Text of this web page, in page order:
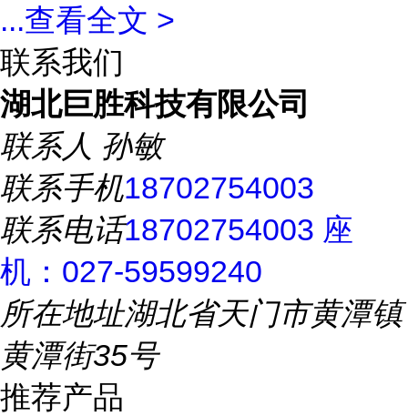
...查看全文 >
联系我们
湖北巨胜科技有限公司
联系人 孙敏
联系手机18702754003
联系电话18702754003 座
机：027-59599240
所在地址湖北省天门市黄潭镇
黄潭街35号
推荐产品